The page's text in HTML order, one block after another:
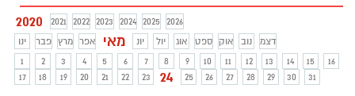
2020 2021 2022 2023 2024 2025
2026
ינו
פבר מרץ אפר מאי יונ יול אוג ספט אוק נוב
דצמ
1
2 3 4 5 6 7 8 9 10 11 12 13 14 15
16
17
18 19 20 21 22 23 24 25 26 27 28 29 30 31